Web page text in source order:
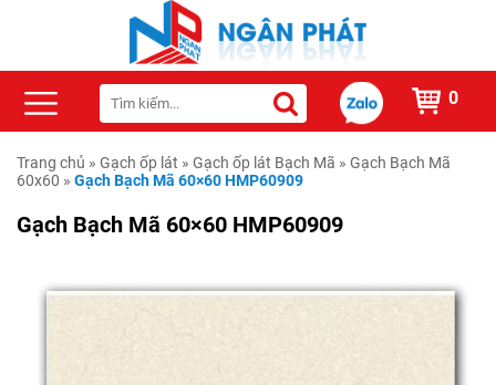
0
Trang chủ » Gạch ốp lát » Gạch ốp lát Bạch Mã » Gạch Bạch Mã
60x60 » Gạch Bạch Mã 60×60 HMP60909
Gạch Bạch Mã 60×60 HMP60909